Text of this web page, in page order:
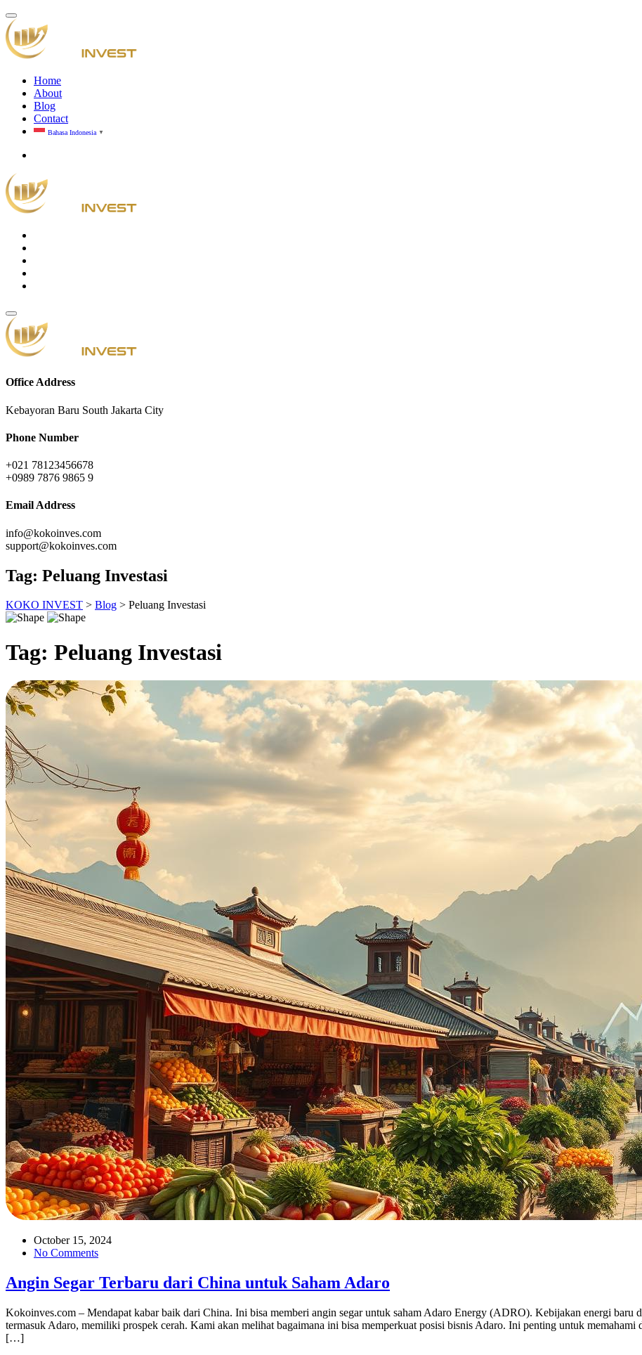
Home
About
Blog
Contact
Bahasa Indonesia ▼
Office Address
Kebayoran Baru South Jakarta City
Phone Number
+021 78123456678
+0989 7876 9865 9
Email Address
info@kokoinves.com
support@kokoinves.com
Tag: Peluang Investasi
KOKO INVEST > Blog > Peluang Investasi
Tag: Peluang Investasi
October 15, 2024
No Comments
Angin Segar Terbaru dari China untuk Saham Adaro
Kokoinves.com – Mendapat kabar baik dari China. Ini bisa memberi angin segar untuk saham Adaro Energy (ADRO). Kebijakan energi baru
termasuk Adaro, memiliki prospek cerah. Kami akan melihat bagaimana ini bisa memperkuat posisi bisnis Adaro. Ini penting untuk
[…]